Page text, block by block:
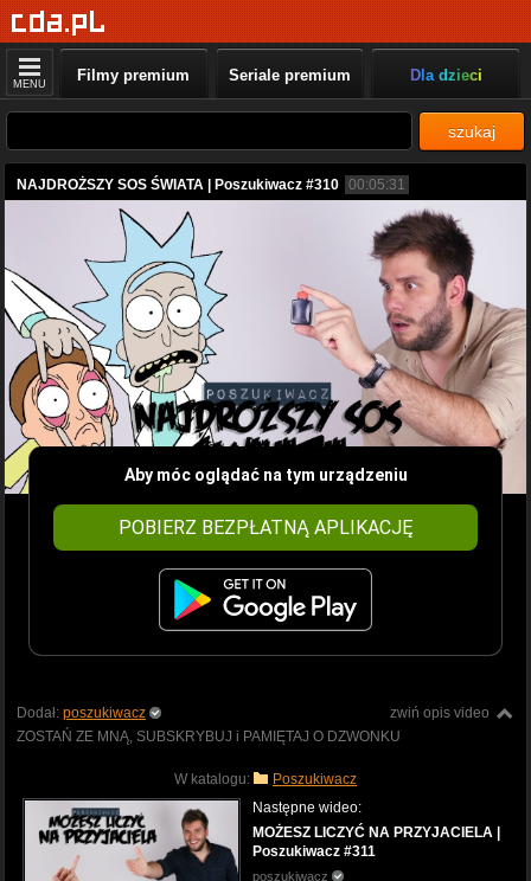
MENU Filmy premium Seriale premium Dla dzieci
szukaj
NAJDROŻSZY SOS ŚWIATA | Poszukiwacz #310 00:05:31
Aby móc oglądać na tym urządzeniu
POBIERZ BEZPŁATNĄ APLIKACJĘ
zwiń opis video
Dodał: poszukiwacz
ZOSTAŃ ZE MNĄ, SUBSKRYBUJ i PAMIĘTAJ O DZWONKU
W katalogu: Poszukiwacz
Następne wideo:
MOŻESZ LICZYĆ NA PRZYJACIELA |
Poszukiwacz #311
poszukiwacz